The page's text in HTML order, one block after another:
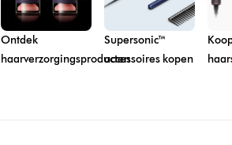
Ontdek
haarverzorgingsproducten
Supersonic™
accessoires kopen